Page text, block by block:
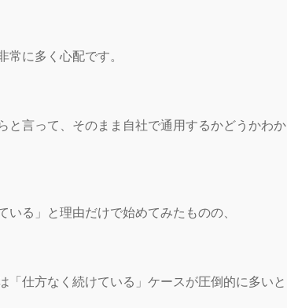
常に多く心配です。
と言って、そのまま自社で通用するかどうかわか
る」と理由だけで始めてみたものの、
「仕方なく続けている」ケースが圧倒的に多いと